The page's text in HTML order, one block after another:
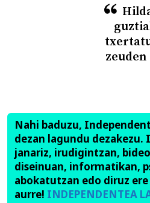
zeuden
Nahi baduzu,
dezan lagundu
janariz, irudigintzan,
diseinuan, informatikan,
abokatutzan edo diruz
aurre! INDEPENDENTEA